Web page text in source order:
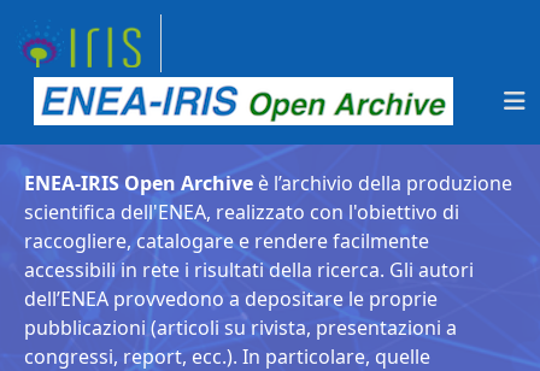
ENEA-IRIS Open Archive è l’archivio della produzione
scientifica dell'ENEA, realizzato con l'obiettivo di
raccogliere, catalogare e rendere facilmente
accessibili in rete i risultati della ricerca. Gli autori
dell’ENEA provvedono a depositare le proprie
pubblicazioni (articoli su rivista, presentazioni a
congressi, report, ecc.). In particolare, quelle